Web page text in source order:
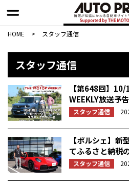
HOME > スタッフ通信
スタッフ通信
【第648回】
WEEKLY放送予告
スタッフ通信
【ポルシェ】新
てふるさと納税
スタッフ通信